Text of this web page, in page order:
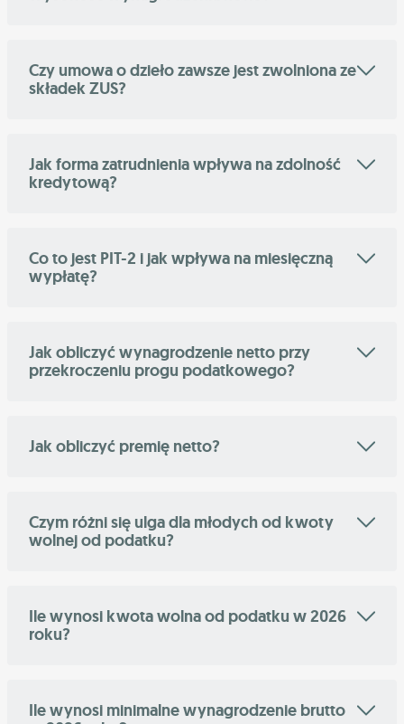
Czy umowa o dzieło zawsze jest zwolniona ze
składek ZUS?
Jak forma zatrudnienia wpływa na zdolność
kredytową?
Co to jest PIT-2 i jak wpływa na miesięczną
wypłatę?
Jak obliczyć wynagrodzenie netto przy
przekroczeniu progu podatkowego?
Jak obliczyć premię netto?
Czym różni się ulga dla młodych od kwoty
wolnej od podatku?
Ile wynosi kwota wolna od podatku w 2026
roku?
Ile wynosi minimalne wynagrodzenie brutto